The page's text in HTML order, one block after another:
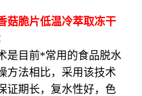
菇脆片低温冷萃取冻干
目前*常用的食品脱水
方法相比，采用该技术
证期长，复水性好，色